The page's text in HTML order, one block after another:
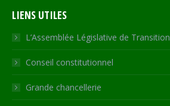
opens
in
new
window
opens
in
new
window
opens
in
new
window
in
new
window
opens
in
new
LIENS UTILES
L’Assemblée Législative de Transition
Conseil constitutionnel
Grande chancellerie